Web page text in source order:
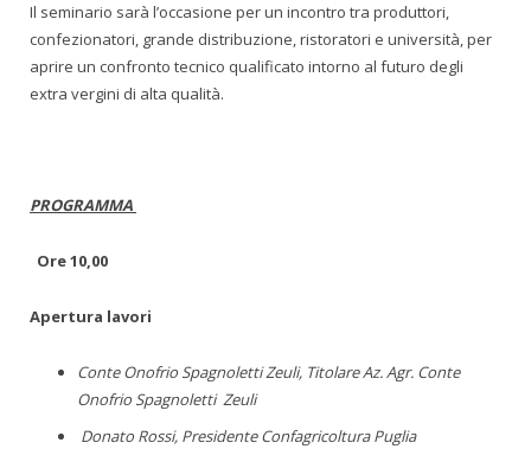
Il seminario sarà l’occasione per un incontro tra produttori,
confezionatori, grande distribuzione, ristoratori e università, per
aprire un confronto tecnico qualificato intorno al futuro degli
extra vergini di alta qualità.
PROGRAMMA
Ore 10,00
Apertura lavori
Conte Onofrio Spagnoletti Zeuli, Titolare Az. Agr. Conte
Onofrio Spagnoletti Zeuli
Donato Rossi, Presidente Confagricoltura Puglia